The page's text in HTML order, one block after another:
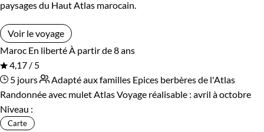
paysages du Haut Atlas marocain.
Voir le voyage
Maroc En liberté À partir de 8 ans
4,17 / 5
5 jours
Adapté aux familles Epices berbères de l'Atlas
Randonnée avec mulet AtlasVoyage réalisable : avril à octobre
Niveau :
Carte